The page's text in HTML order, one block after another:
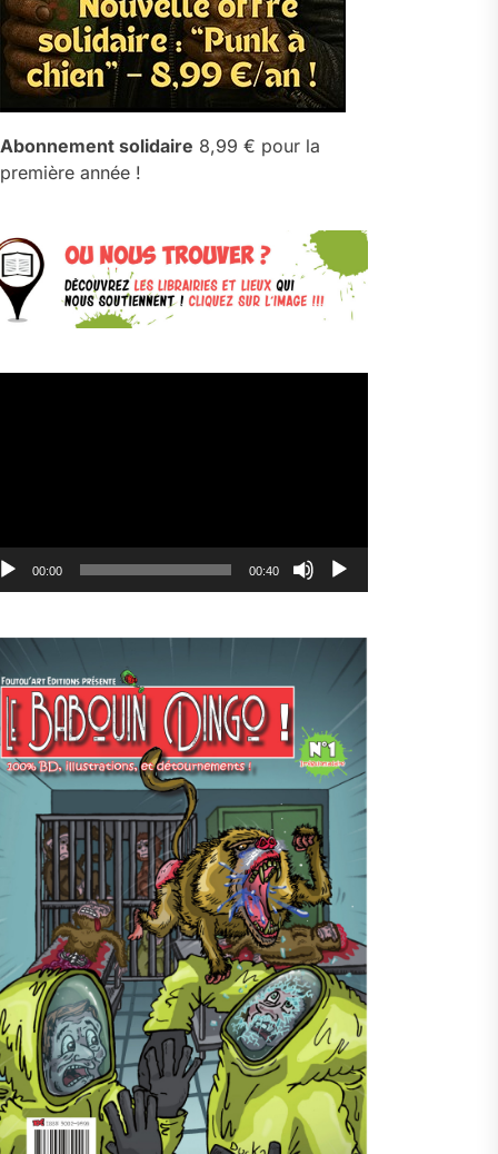
Abonnement solidaire 8,99 € pour la
première année !
00:00 00:40